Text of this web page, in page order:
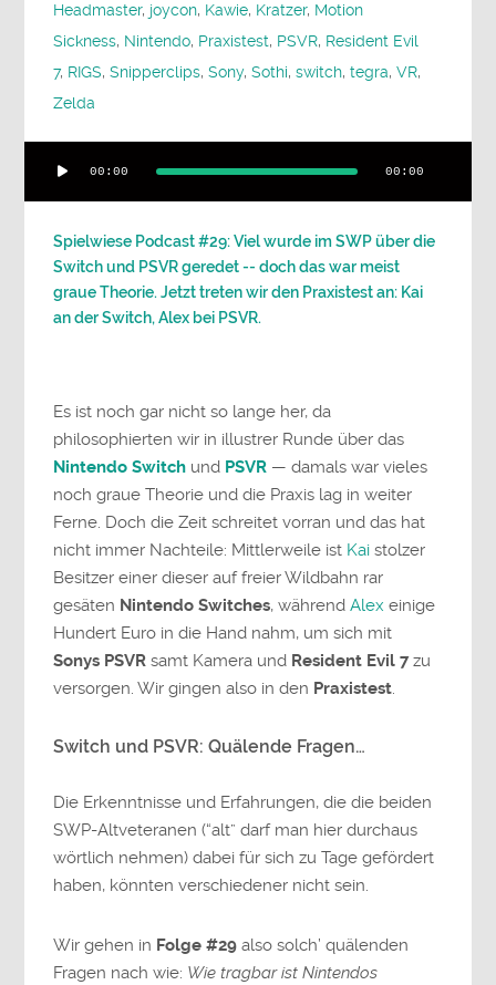
Headmaster, joycon, Kawie, Kratzer, Motion
Sickness, Nintendo, Praxistest, PSVR, Resident Evil
7, RIGS,Snipperclips,Sony,Sothi,switch,tegra,VR,
Zelda
Player
00:00 00:00
Spielwiese Podcast #29: Viel wurde im SWP über die
Switch und PSVR geredet -- doch das war meist
graue Theorie. Jetzt treten wir den Praxistest an: Kai
an der Switch, Alex bei PSVR.
Es ist noch gar nicht so lange her, da
philosophierten wir in illustrer Runde über das
Nintendo Switch und PSVR — damals war vieles
noch graue Theorie und die Praxis lag in weiter
Ferne. Doch die Zeit schreitet vorran und das hat
nicht immer Nachteile: Mittlerweile ist Kai stolzer
Besitzer einer dieser auf freier Wildbahn rar
gesäten Nintendo Switches, währendAlex einige
Hundert Euro in die Hand nahm, um sich mit
Sonys PSVR samt Kamera und Resident Evil 7zu
versorgen. Wir gingen also in den Praxistest.
Switch und PSVR: Quälende Fragen…
Die Erkenntnisse und Erfahrungen, die die beiden
SWP-Altveteranen (“alt” darf man hier durchaus
wörtlich nehmen) dabei für sich zu Tage gefördert
haben, könnten verschiedener nicht sein.
Wir gehen in Folge #29 also solch’ quälenden
Fragen nach wie: Wie tragbar ist Nintendos